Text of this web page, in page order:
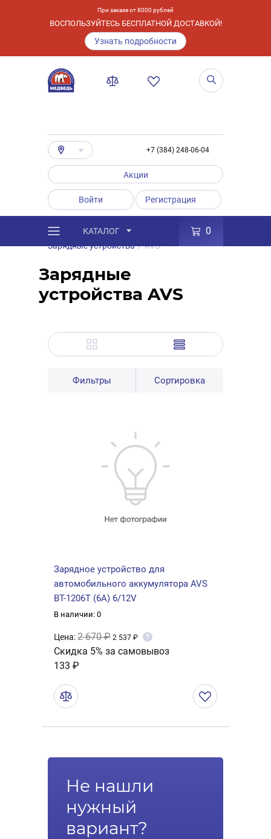
При заказе от 8000 рублей
ВОСПОЛЬЗУЙТЕСЬ БЕСПЛАТНОЙ ДОСТАВКОЙ!
Узнать подробности
+7 (384) 248-06-04
Акции
Войти Регистрация
КАТАЛОГ 0
Каталог / Товары Аксессуары
/
Зарядные устройства / AVS
Зарядные
устройства AVS
Фильтры Сортировка
Зарядное устройство для
автомобильного аккумулятора AVS
BT-1206T (6A) 6/12V
В наличии: 0
Цена:2 670 ₽ 2 537 ₽ ?
Скидка 5% за самовывоз
133 ₽
Не нашли
нужный
вариант?